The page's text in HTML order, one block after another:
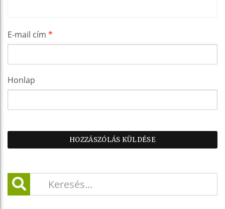
E-mail cím *
Honlap